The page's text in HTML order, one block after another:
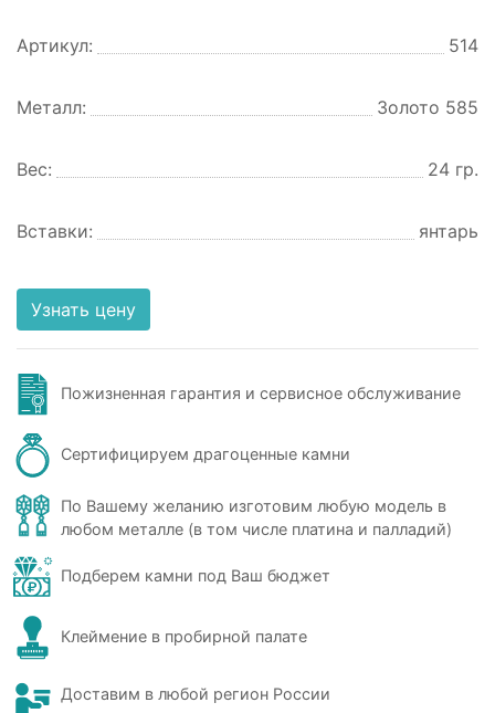
Артикул: 514
Металл: Золото 585
Вес: 24 гр.
Вставки: янтарь
Узнать цену
Пожизненная гарантия и сервисное обслуживание
Сертифицируем драгоценные камни
По Вашему желанию изготовим любую модель в
любом металле (в том числе платина и палладий)
Подберем камни под Ваш бюджет
Клеймение в пробирной палате
Доставим в любой регион России